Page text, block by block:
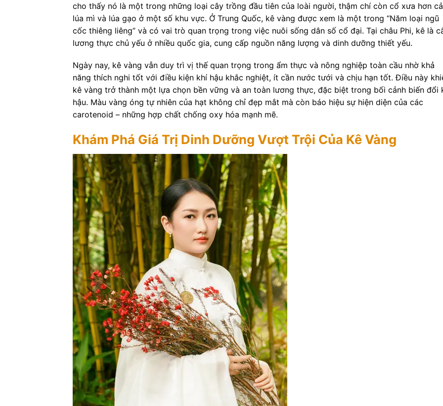
cho thấy nó là một trong những loại cây trồng đầu tiên của loài người, thậm chí còn cổ xưa hơn cả
lúa mì và lúa gạo ở một số khu vực. Ở Trung Quốc, kê vàng được xem là một trong “Năm loại ngũ
cốc thiêng liêng” và có vai trò quan trọng trong việc nuôi sống dân số cổ đại. Tại châu Phi, kê là
lương thực chủ yếu ở nhiều quốc gia, cung cấp nguồn năng lượng và dinh dưỡng thiết yếu.
Ngày nay, kê vàng vẫn duy trì vị thế quan trọng trong ẩm thực và nông nghiệp toàn cầu nhờ khả
năng thích nghi tốt với điều kiện khí hậu khắc nghiệt, ít cần nước tưới và chịu hạn tốt. Điều này
kê vàng trở thành một lựa chọn bền vững và an toàn lương thực, đặc biệt trong bối cảnh biến đổi
hậu. Màu vàng óng tự nhiên của hạt không chỉ đẹp mắt mà còn báo hiệu sự hiện diện của các
carotenoid – những hợp chất chống oxy hóa mạnh mẽ.
Khám Phá Giá Trị Dinh Dưỡng Vượt Trội Của Kê Vàng